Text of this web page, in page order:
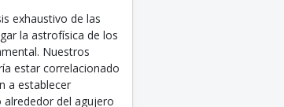
exhaustivo de las
la astrofísica de los
Nuestros
estar correlacionado
a establecer
del agujero